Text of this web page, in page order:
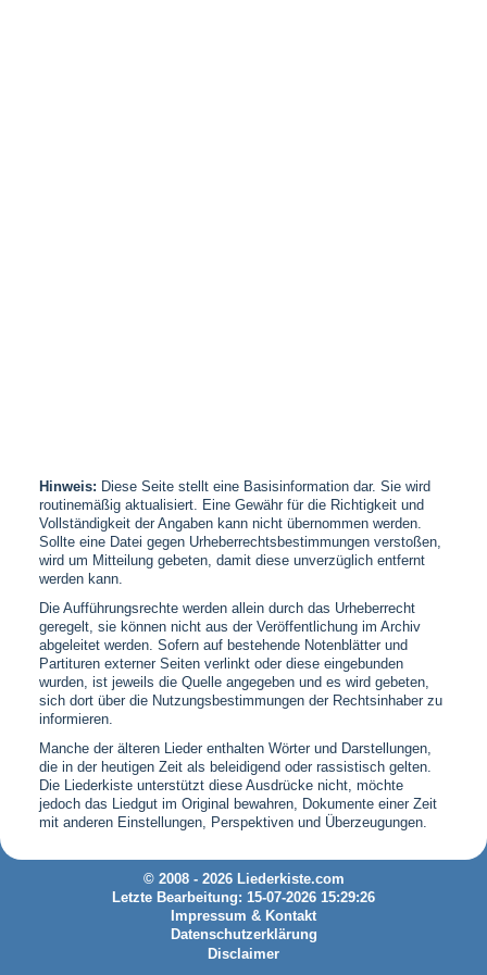
Hinweis: Diese Seite stellt eine Basisinformation dar. Sie wird
routinemäßig aktualisiert. Eine Gewähr für die Richtigkeit und
Vollständigkeit der Angaben kann nicht übernommen werden.
Sollte eine Datei gegen Urheberrechtsbestimmungen verstoßen,
wird um Mitteilung gebeten, damit diese unverzüglich entfernt
werden kann.
Die Aufführungsrechte werden allein durch das Urheberrecht
geregelt, sie können nicht aus der Veröffentlichung im Archiv
abgeleitet werden. Sofern auf bestehende Notenblätter und
Partituren externer Seiten verlinkt oder diese eingebunden
wurden, ist jeweils die Quelle angegeben und es wird gebeten,
sich dort über die Nutzungsbestimmungen der Rechtsinhaber zu
informieren.
Manche der älteren Lieder enthalten Wörter und Darstellungen,
die in der heutigen Zeit als beleidigend oder rassistisch gelten.
Die Liederkiste unterstützt diese Ausdrücke nicht, möchte
jedoch das Liedgut im Original bewahren, Dokumente einer Zeit
mit anderen Einstellungen, Perspektiven und Überzeugungen.
© 2008 - 2026 Liederkiste.com
Letzte Bearbeitung: 15-07-2026 15:29:26
Impressum & Kontakt
Datenschutzerklärung
Disclaimer